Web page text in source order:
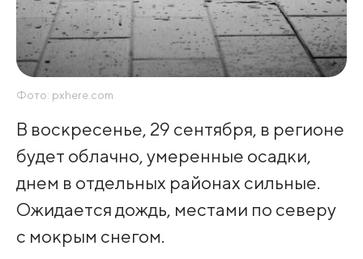
Фото: pxhere.com
В воскресенье, 29 сентября, в регионе
будет облачно, умеренные осадки,
днем в отдельных районах сильные.
Ожидается дождь, местами по северу
с мокрым снегом.